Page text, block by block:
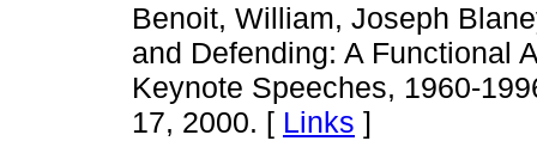
Benoit, William, Joseph
and Defending: A Functional
Keynote Speeches, 1960-
17, 2000. [ Links ]